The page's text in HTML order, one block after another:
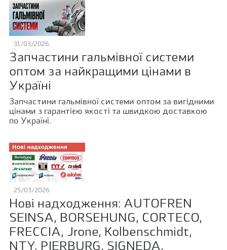
31/03/2026
Запчастини гальмівної системи
оптом за найкращими цінами в
Україні
Запчастини гальмівної системи оптом за вигідними
цінами з гарантією якості та швидкою доставкою
по Україні.
25/03/2026
Нові надходження: AUTOFREN
SEINSA, BORSEHUNG, CORTECO,
FRECCIA, Jrone, Kolbenschmidt,
NTY, PIERBURG, SIGNEDA,